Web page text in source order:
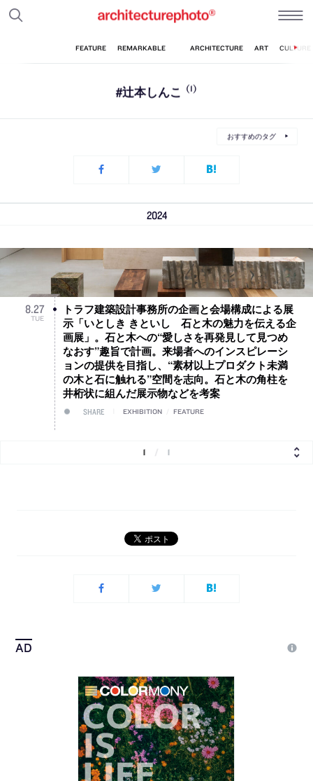
#辻本しんこ (1)
おすすめのタグ
2024
8.27
TUE
トラフ建築設計事務所の企画と会場構成による展
示「いとしき きといし 石と木の魅力を伝える企
画展」。石と木への“愛しさを再発見して見つめ
なおす”趣旨で計画。来場者へのインスピレーシ
ョンの提供を目指し、“素材以上プロダクト未満
の木と石に触れる”空間を志向。石と木の角柱を
井桁状に組んだ展示物などを考案
SHARE EXHIBITION FEATURE
1 1